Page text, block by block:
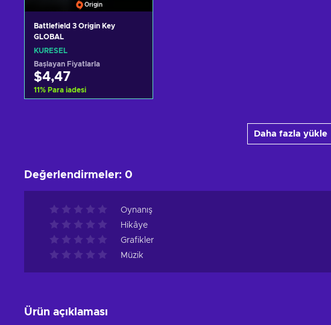
Origin
Battlefield 3 Origin Key
GLOBAL
KÜRESEL
Başlayan Fiyatlarla
$4,47
11% Para iadesi
Daha fazla yükle
Değerlendirmeler: 0
Oynanış
Hikâye
Grafikler
Müzik
Ürün açıklaması